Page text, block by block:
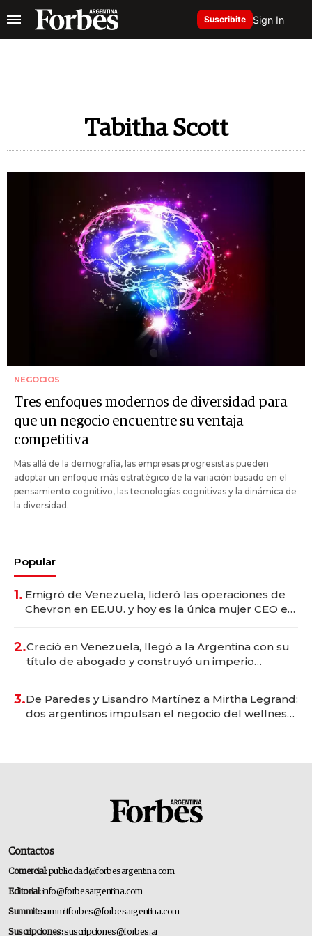
Suscribite Sign In
Tabitha Scott
NEGOCIOS
Tres enfoques modernos de diversidad para
que un negocio encuentre su ventaja
competitiva
Más allá de la demografía, las empresas progresistas pueden
adoptar un enfoque más estratégico de la variación basado en el
pensamiento cognitivo, las tecnologías cognitivas y la dinámica de
la diversidad.
Popular
1. Emigró de Venezuela, lideró las operaciones de
Chevron en EE.UU. y hoy es la única mujer CEO en
2.Creció en Venezuela, llegó a la Argentina con su
título de abogado y construyó un imperio
3.De Paredes y Lisandro Martínez a Mirtha Legrand:
dos argentinos impulsan el negocio del wellness
Contactos
Comercial:publicidad@forbesargentina.com
Editorial:info@forbesargentina.com
Summit:summitforbes@forbesargentina.com
Suscripciones:suscripciones@forbes.ar